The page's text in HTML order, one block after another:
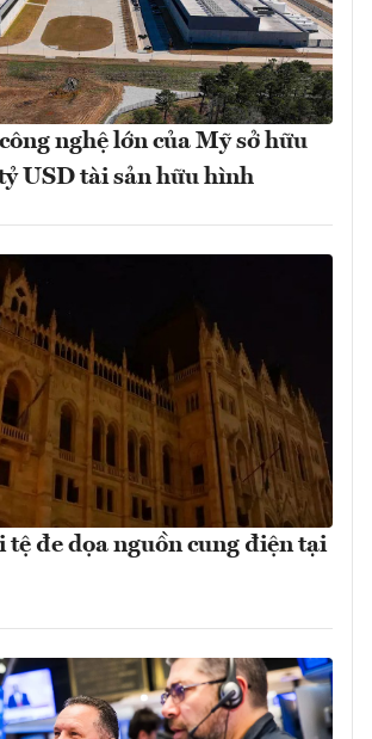
nghệ lớn của Mỹ sở hữu
USD tài sản hữu hình
tệ đe dọa nguồn cung điện tại